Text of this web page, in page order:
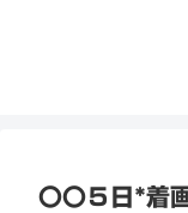
〇〇５日*着